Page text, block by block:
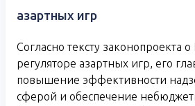
азартных игр
Согласно тексту законопроекта
регуляторе азартных игр, его
повышение эффективности
сферой и обеспечение